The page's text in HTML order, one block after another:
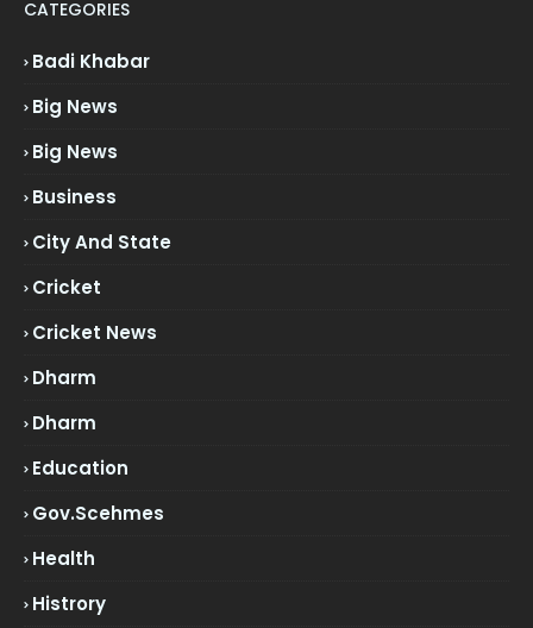
CATEGORIES
Badi Khabar
Big News
Big News
Business
City And State
Cricket
Cricket News
Dharm
Dharm
Education
Gov.scehmes
Health
Histrory